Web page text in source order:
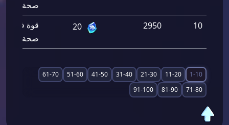
صحة
10
2950
20
قوة فتك
صحة
1-10
11-20
21-30
31-40
41-50
51-60
61-70
71-80
81-90
91-100